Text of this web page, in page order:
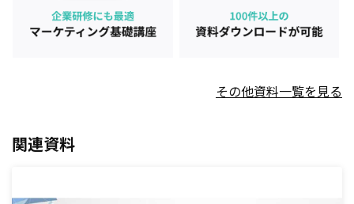
その他資料一覧を見る
関連資料